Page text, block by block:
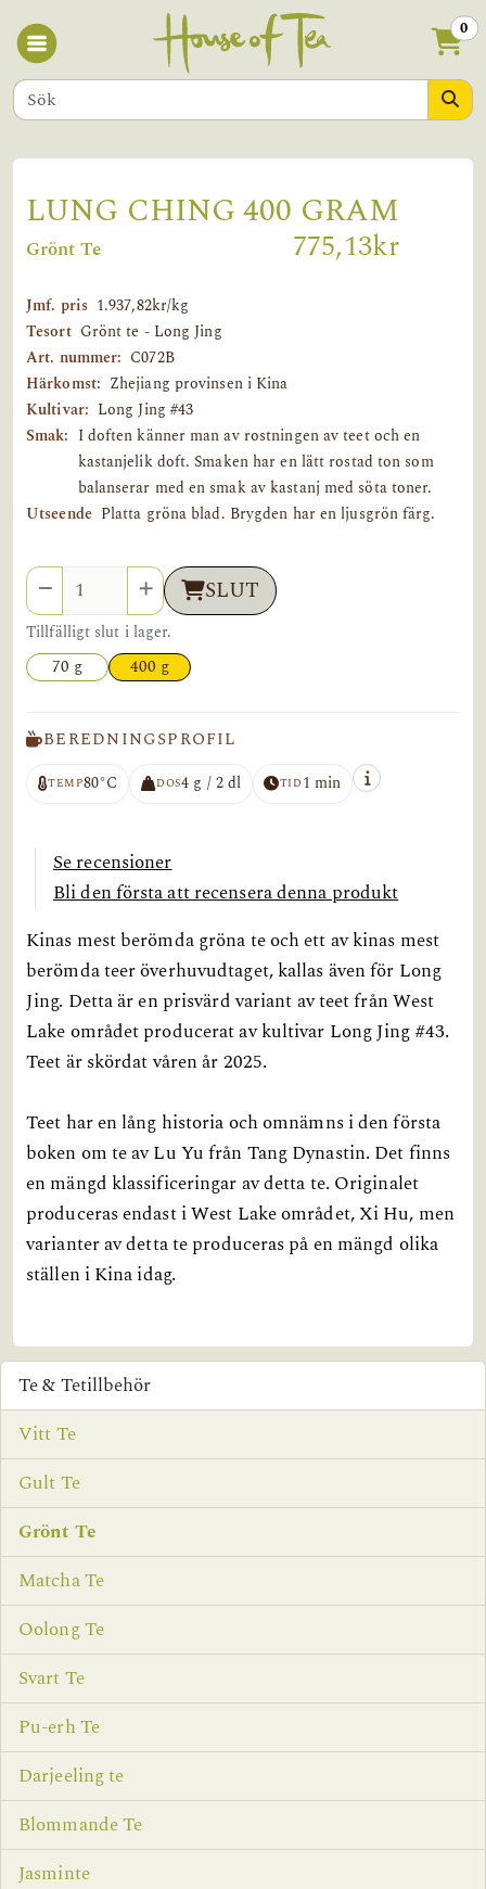
0
LUNG CHING 400 GRAM
Grönt Te 775,13kr
Jmf. pris 1.937,82kr/kg
Tesort Grönt te - Long Jing
Art. nummer: C072B
Härkomst: Zhejiang provinsen i Kina
Kultivar: Long Jing #43
Smak: I doften känner man av rostningen av teet och en
kastanjelik doft. Smaken har en lätt rostad ton som
balanserar med en smak av kastanj med söta toner.
Utseende Platta gröna blad. Brygden har en ljusgrön färg.
Antal SLUT
Tillfälligt slut i lager.
70 g 400 g
BEREDNINGSPROFIL
TEMP80°C DOS4 g / 2 dl TID1 min
Se recensioner
Bli den första att recensera denna produkt
Kinas mest berömda gröna te och ett av kinas mest
berömda teer överhuvudtaget, kallas även för Long
Jing. Detta är en prisvärd variant av teet från West
Lake området producerat av kultivar Long Jing #43.
Teet är skördat våren år 2025.
Teet har en lång historia och omnämns i den första
boken om te av Lu Yu från Tang Dynastin. Det finns
en mängd klassificeringar av detta te. Originalet
produceras endast i West Lake området, Xi Hu, men
varianter av detta te produceras på en mängd olika
ställen i Kina idag.
Te & Tetillbehör
Vitt Te
Gult Te
Grönt Te
Matcha Te
Oolong Te
Svart Te
Pu-erh Te
Darjeeling te
Blommande Te
Jasminte